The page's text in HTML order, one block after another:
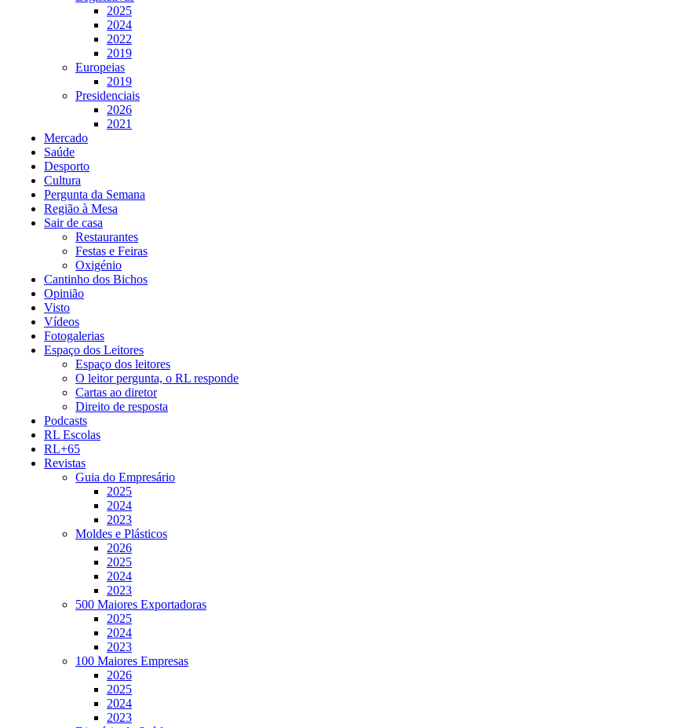
2025
2024
2022
2019
Europeias
2019
Presidenciais
2026
2021
Mercado
Saúde
Desporto
Cultura
Pergunta da Semana
Região à Mesa
Sair de casa
Restaurantes
Festas e Feiras
Oxigénio
Cantinho dos Bichos
Opinião
Visto
Vídeos
Fotogalerias
Espaço dos Leitores
Espaço dos leitores
O leitor pergunta, o RL responde
Cartas ao diretor
Direito de resposta
Podcasts
RL Escolas
RL+65
Revistas
Guia do Empresário
2025
2024
2023
Moldes e Plásticos
2026
2025
2024
2023
500 Maiores Exportadoras
2025
2024
2023
100 Maiores Empresas
2026
2025
2024
2023